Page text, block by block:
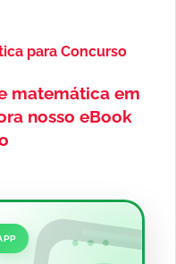
para Concurso
matemática em
nosso eBook
•••